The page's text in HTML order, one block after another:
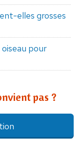
elles grosses
pour
pas ?